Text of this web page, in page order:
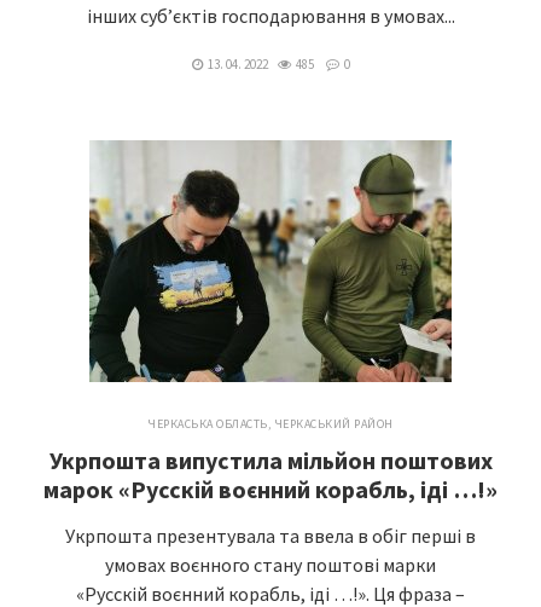
інших суб’єктів господарювання в умовах...
13. 04. 2022 485 0
ЧЕРКАСЬКА ОБЛАСТЬ, ЧЕРКАСЬКИЙ РАЙОН
Укрпошта випустила мільйон поштових
марок «Русскій воєнний корабль, іді …!»
Укрпошта презентувала та ввела в обіг перші в
умовах воєнного стану поштові марки
«Русскій воєнний корабль, іді …!». Ця фраза –